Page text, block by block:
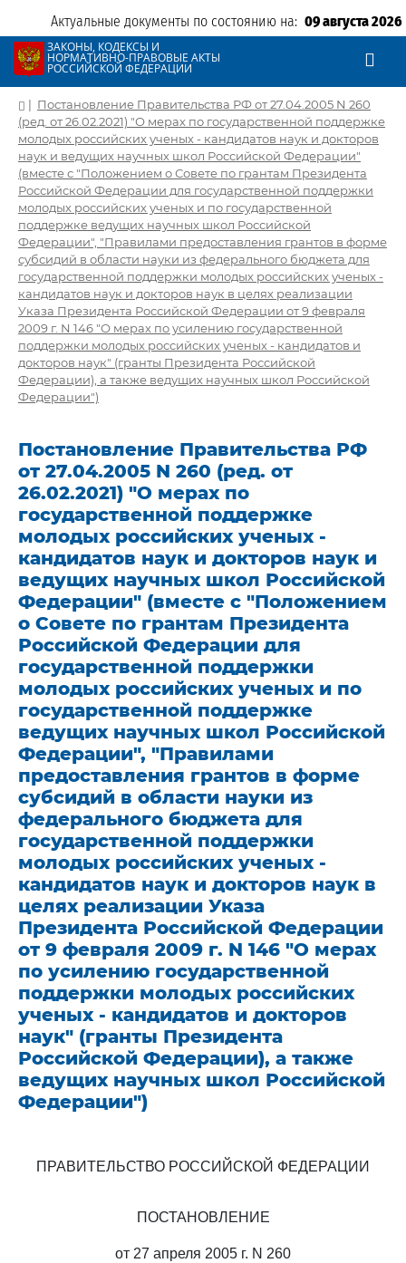
Актуальные документы по состоянию на: 09 августа 2026
ЗАКОНЫ, КОДЕКСЫ И
НОРМАТИВНО-ПРАВОВЫЕ АКТЫ
РОССИЙСКОЙ ФЕДЕРАЦИИ
| Постановление Правительства РФ от 27.04.2005 N 260
(ред. от 26.02.2021) "О мерах по государственной поддержке
молодых российских ученых - кандидатов наук и докторов
наук и ведущих научных школ Российской Федерации"
(вместе с "Положением о Совете по грантам Президента
Российской Федерации для государственной поддержки
молодых российских ученых и по государственной
поддержке ведущих научных школ Российской
Федерации", "Правилами предоставления грантов в форме
субсидий в области науки из федерального бюджета для
государственной поддержки молодых российских ученых -
кандидатов наук и докторов наук в целях реализации
Указа Президента Российской Федерации от 9 февраля
2009 г. N 146 "О мерах по усилению государственной
поддержки молодых российских ученых - кандидатов и
докторов наук" (гранты Президента Российской
Федерации), а также ведущих научных школ Российской
Федерации")
Постановление Правительства РФ
от 27.04.2005 N 260 (ред. от
26.02.2021) "О мерах по
государственной поддержке
молодых российских ученых -
кандидатов наук и докторов наук и
ведущих научных школ Российской
Федерации" (вместе с "Положением
о Совете по грантам Президента
Российской Федерации для
государственной поддержки
молодых российских ученых и по
государственной поддержке
ведущих научных школ Российской
Федерации", "Правилами
предоставления грантов в форме
субсидий в области науки из
федерального бюджета для
государственной поддержки
молодых российских ученых -
кандидатов наук и докторов наук в
целях реализации Указа
Президента Российской Федерации
от 9 февраля 2009 г. N 146 "О мерах
по усилению государственной
поддержки молодых российских
ученых - кандидатов и докторов
наук" (гранты Президента
Российской Федерации), а также
ведущих научных школ Российской
Федерации")
ПРАВИТЕЛЬСТВО РОССИЙСКОЙ ФЕДЕРАЦИИ
ПОСТАНОВЛЕНИЕ
от 27 апреля 2005 г. N 260